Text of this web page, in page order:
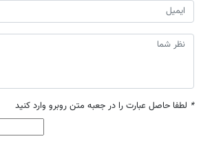
* لطفا حاصل عبارت را در جعبه متن روبرو وارد کنید